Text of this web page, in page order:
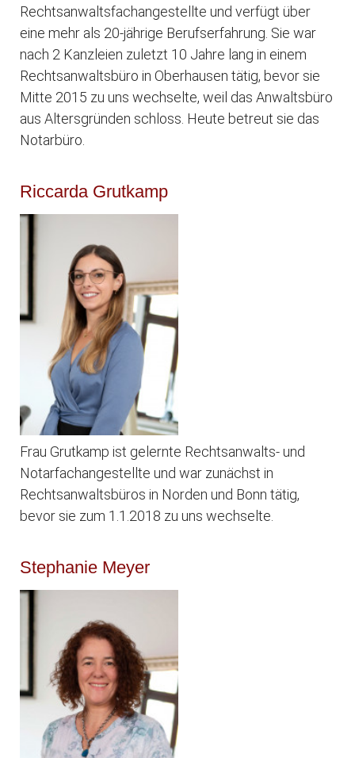
Rechtsanwaltsfachangestellte und verfügt über
eine mehr als 20-jährige Berufserfahrung. Sie war
nach 2 Kanzleien zuletzt 10 Jahre lang in einem
Rechtsanwaltsbüro in Oberhausen tätig, bevor sie
Mitte 2015 zu uns wechselte, weil das Anwaltsbüro
aus Altersgründen schloss. Heute betreut sie das
Notarbüro.
Riccarda Grutkamp
Frau Grutkamp ist gelernte Rechtsanwalts- und
Notarfachangestellte und war zunächst in
Rechtsanwaltsbüros in Norden und Bonn tätig,
bevor sie zum 1.1.2018 zu uns wechselte.
Stephanie Meyer